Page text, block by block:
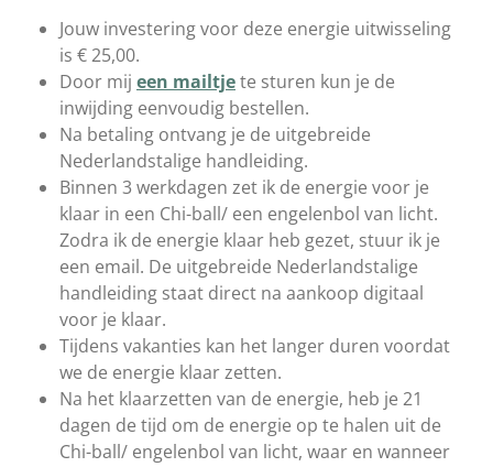
Jouw investering voor deze energie uitwisseling
is € 25,00.
Door mij een mailtjete sturen kun je de
inwijding eenvoudig bestellen.
Na betaling ontvang je de uitgebreide
Nederlandstalige handleiding.
Binnen 3 werkdagen zet ik de energie voor je
klaar in een Chi-ball/ een engelenbol van licht.
Zodra ik de energie klaar heb gezet, stuur ik je
een email. De uitgebreide Nederlandstalige
handleiding staat direct na aankoop digitaal
voor je klaar.
Tijdens vakanties kan het langer duren voordat
we de energie klaar zetten.
Na het klaarzetten van de energie, heb je 21
dagen de tijd om de energie op te halen uit de
Chi-ball/ engelenbol van licht, waar en wanneer